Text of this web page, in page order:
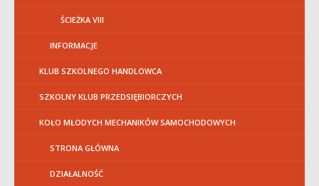
ŚCIEŻKA VIII
INFORMACJE
KLUB SZKOLNEGO HANDLOWCA
SZKOLNY KLUB PRZEDSIĘBIORCZYCH
KOŁO MŁODYCH MECHANIKÓW SAMOCHODOWYCH
STRONA GŁÓWNA
DZIAŁALNOŚĆ